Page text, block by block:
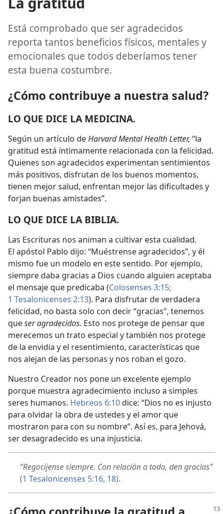
Está comprobado que ser agradecidos
reporta tantos beneficios físicos, mentales y
emocionales que todos deberíamos tener
esta buena costumbre.
¿Cómo contribuye a nuestra salud?
LO QUE DICE LA MEDICINA.
Según un artículo deHarvard Mental Health Letter, “la
gratitud está íntimamente relacionada con la felicidad.
Quienes son agradecidos experimentan sentimientos
más positivos, disfrutan de los buenos momentos,
tienen mejor salud, enfrentan mejor las dificultades y
forjan buenas amistades”.
LO QUE DICE LA BIBLIA.
Las Escrituras nos animan a cultivar esta cualidad.
El apóstol Pablo dijo: “Muéstrense agradecidos”, y él
mismo fue un modelo en este sentido. Por ejemplo,
siempre daba gracias a Dios cuando alguien aceptaba
el mensaje que predicaba (Colosenses 3:15;
1 Tesalonicenses 2:13). Para disfrutar de verdadera
felicidad, no basta solo con decir “gracias”, tenemos
queser agradecidos. Esto nos protege de pensar que
merecemos un trato especial y también nos protege
de la envidia y el resentimiento, características que
nos alejan de las personas y nos roban el gozo.
Nuestro Creador nos pone un excelente ejemplo
porque muestra agradecimiento incluso a simples
seres humanos. Hebreos 6:10dice: “Dios no es injusto
para olvidar la obra de ustedes y el amor que
mostraron para con su nombre”. Así es, para Jehová,
ser desagradecido es una injusticia.
“Regocíjense siempre. Con relación a todo, den gracias”
(1 Tesalonicenses 5:16, 18).